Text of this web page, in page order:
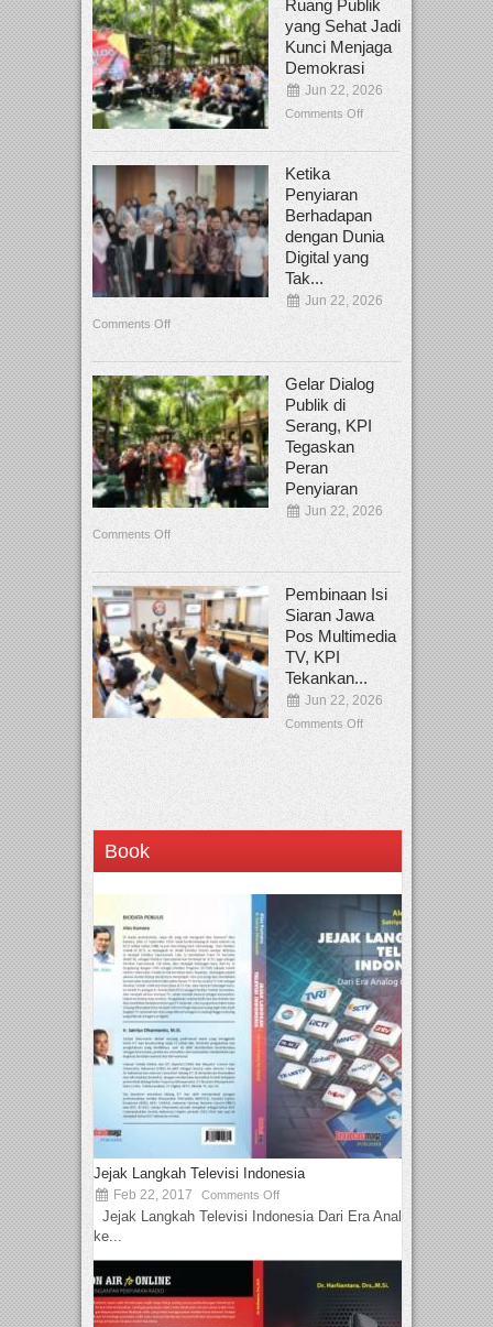
Ruang Publik
yang Sehat Jadi
Kunci Menjaga
Demokrasi
Jun 22, 2026
Comments Off
Ketika
Penyiaran
Berhadapan
dengan Dunia
Digital yang
Tak...
Jun 22, 2026
Comments Off
Gelar Dialog
Publik di
Serang, KPI
Tegaskan
Peran
Penyiaran
Jun 22, 2026
Comments Off
Pembinaan Isi
Siaran Jawa
Pos Multimedia
TV, KPI
Tekankan...
Jun 22, 2026
Comments Off
Book
Jejak Langkah Televisi Indonesia
Feb 22, 2017 Comments Off
Jejak Langkah Televisi Indonesia Dari Era Analog
ke...